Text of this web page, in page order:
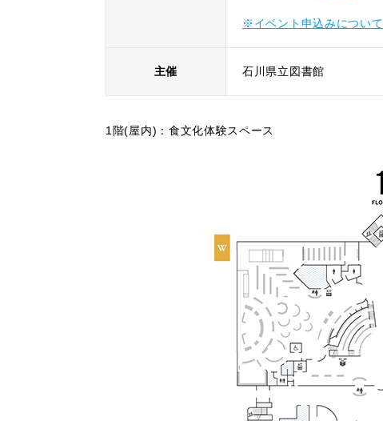
※イベント申込みについて
主催 石川県立図書館
1階(屋内)：食文化体験スペース